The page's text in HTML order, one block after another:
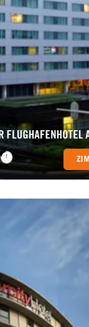
FLUGHAFENHOTEL